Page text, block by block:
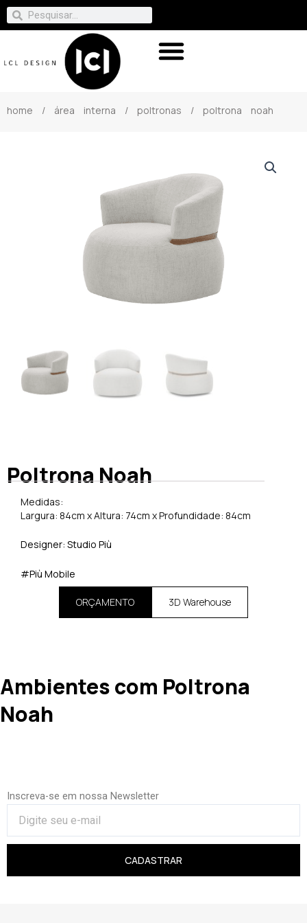
home / área interna / poltronas / poltrona noah
Poltrona Noah
Medidas:
Largura: 84cm x Altura: 74cm x Profundidade: 84cm
Designer: Studio Più
#Più Mobile
ORÇAMENTO 3D Warehouse
Ambientes com Poltrona
Noah
Inscreva-se em nossa Newsletter
CADASTRAR